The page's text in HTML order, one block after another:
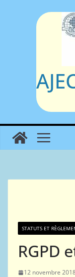
STATUTS ET
RGPD
12 novembre